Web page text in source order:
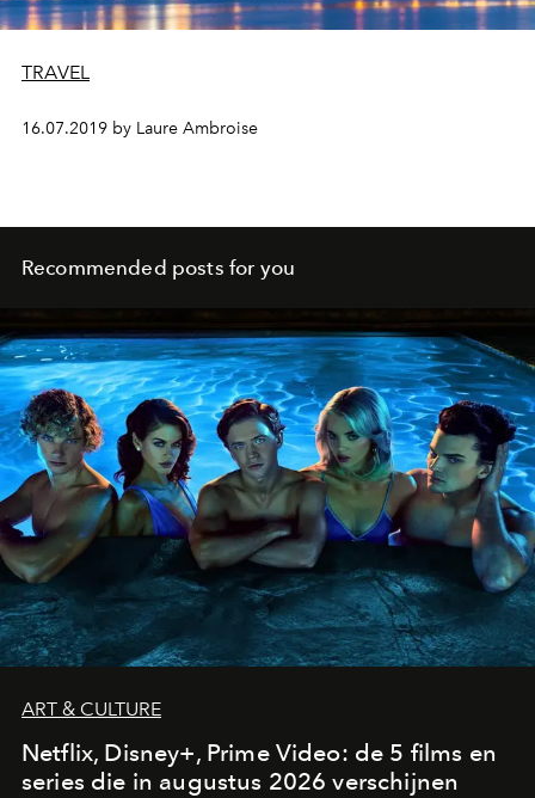
TRAVEL
16.07.2019 by Laure Ambroise
Recommended posts for you
ART & CULTURE
Netflix, Disney+, Prime Video: de 5 films en
series die in augustus 2026 verschijnen